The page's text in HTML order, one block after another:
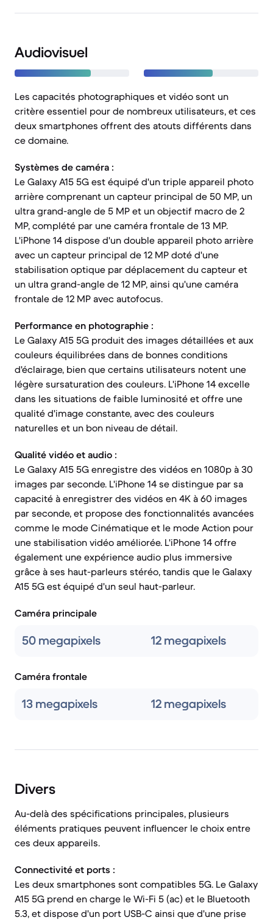
Audiovisuel
Les capacités photographiques et vidéo sont un
critère essentiel pour de nombreux utilisateurs, et ces
deux smartphones offrent des atouts différents dans
ce domaine.
Systèmes de caméra :
Le Galaxy A15 5G est équipé d'un triple appareil photo
arrière comprenant un capteur principal de 50 MP, un
ultra grand-angle de 5 MP et un objectif macro de 2
MP, complété par une caméra frontale de 13 MP.
L'iPhone 14 dispose d'un double appareil photo arrière
avec un capteur principal de 12 MP doté d'une
stabilisation optique par déplacement du capteur et
un ultra grand-angle de 12 MP, ainsi qu'une caméra
frontale de 12 MP avec autofocus.
Performance en photographie :
Le Galaxy A15 5G produit des images détaillées et aux
couleurs équilibrées dans de bonnes conditions
d'éclairage, bien que certains utilisateurs notent une
légère sursaturation des couleurs. L'iPhone 14 excelle
dans les situations de faible luminosité et offre une
qualité d'image constante, avec des couleurs
naturelles et un bon niveau de détail.
Qualité vidéo et audio :
Le Galaxy A15 5G enregistre des vidéos en 1080p à 30
images par seconde. L'iPhone 14 se distingue par sa
capacité à enregistrer des vidéos en 4K à 60 images
par seconde, et propose des fonctionnalités avancées
comme le mode Cinématique et le mode Action pour
une stabilisation vidéo améliorée. L'iPhone 14 offre
également une expérience audio plus immersive
grâce à ses haut-parleurs stéréo, tandis que le Galaxy
A15 5G est équipé d'un seul haut-parleur.
Caméra principale
50 megapixels 12 megapixels
Caméra frontale
13 megapixels 12 megapixels
Divers
Au-delà des spécifications principales, plusieurs
éléments pratiques peuvent influencer le choix entre
ces deux appareils.
Connectivité et ports :
Les deux smartphones sont compatibles 5G. Le Galaxy
A15 5G prend en charge le Wi-Fi 5 (ac) et le Bluetooth
5.3, et dispose d'un port USB-C ainsi que d'une prise